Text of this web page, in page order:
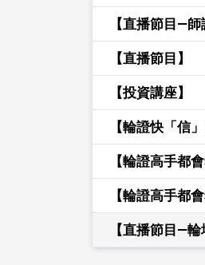
【直播節目—師
【直播節目】
【投資講座】
【輪證快「信」
【輪證高手都
【輪證高手都
【直播節目—輪